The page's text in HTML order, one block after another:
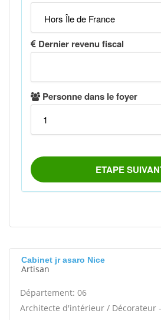
Cabinet jr asaro Nice
Artisan
Département: 06
Architecte d'intérieur / Décorateur